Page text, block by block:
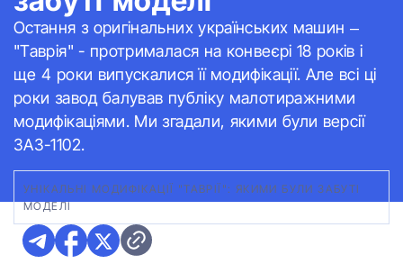
Остання з оригінальних українських машин –
"Таврія" - протрималася на конвеєрі 18 років і
ще 4 роки випускалися її модифікації. Але всі ці
роки завод балував публіку малотиражними
модифікаціями. Ми згадали, якими були версії
ЗАЗ-1102.
УНІКАЛЬНІ МОДИФІКАЦІЇ "ТАВРІЇ": ЯКИМИ БУЛИ ЗАБУТІ
МОДЕЛІ